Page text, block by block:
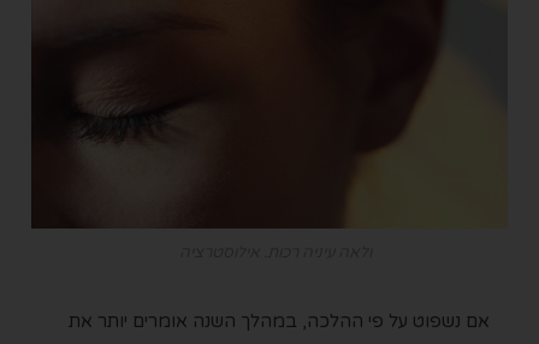
אם נשפוט על פי ההלכה, במהלך השנה אומרים יותר את